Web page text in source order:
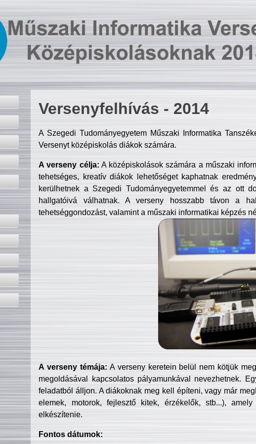
Versenyfelhívás - 2014
A Szegedi Tudományegyetem Műszaki Informatika
Versenyt középiskolás diákok számára.
A verseny célja: A középiskolások számára a műszaki
tehetséges, kreatív diákok lehetőséget kaphatnak
kerülhetnek a Szegedi Tudományegyetemmel és az ott
hallgatóivá válhatnak. A verseny hosszabb távon a
tehetséggondozást, valamint a műszaki informatikai képzés
A verseny témája: A verseny keretein belül nem kötjük
megoldásával kapcsolatos pályamunkával nevezhetnek.
feladatból álljon. A diákoknak meg kell építeni, vagy már
elemek, motorok, fejlesztő kitek, érzékelők, stb...),
elkészítenie.
Fontos dátumok: